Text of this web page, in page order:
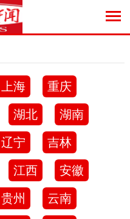
上海 重庆
湖北 湖南
辽宁 吉林
江西 安徽
贵州 云南